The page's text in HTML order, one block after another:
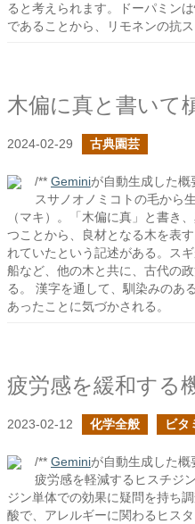
ると考えられます。ドーパミン
であることから、リモネンの抗
木偏に真と書いて
2024-02-29 古典園芸
/** Geminiが自動生成した概
スサノオノミコトの毛から
（マキ）。「木偏に真」と書き
つことから、良材となる木を表
れていたという記述がある。ス
船など、他の木と共に、古代の
る。 漢字を通して、馴染みのあ
あったことに気づかされる。
2023-02-12 化学全般 ビタ
/** Geminiが自動生成した概
疲労感を軽減するヒスチジ
ジン単体での効果に疑問を持ち
酸で、アレルギーに関わるヒス